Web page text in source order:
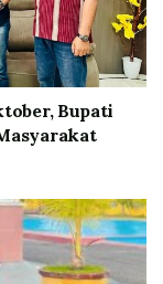
Bupati